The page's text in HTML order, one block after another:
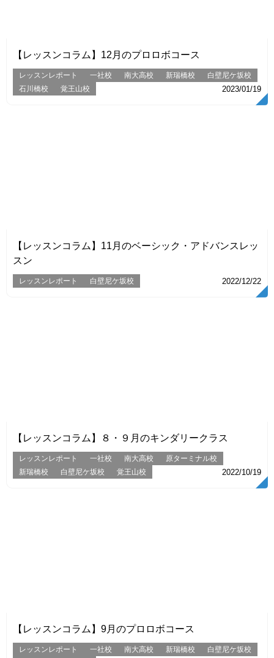
【レッスンコラム】12月のプロロボコース
レッスンレポート 一社校 南大高校 新瑞橋校
白壁尼ケ坂校
石川橋校
覚王山校 2023/01/19
【レッスンコラム】11月のベーシック・アドバンスレッ
スン
レッスンレポート 白壁尼ケ坂校 2022/12/22
【レッスンコラム】８・９月のキンダリークラス
レッスンレポート 一社校 南大高校
原ターミナル校
新瑞橋校
白壁尼ケ坂校 覚王山校 2022/10/19
【レッスンコラム】9月のプロロボコース
レッスンレポート 一社校 南大高校 新瑞橋校
白壁尼ケ坂校